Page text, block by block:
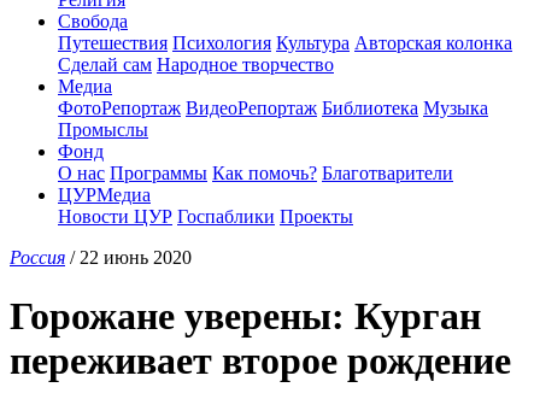
Свобода
Путешествия Психология Культура Авторская колонка
Сделай сам Народное творчество
Медиа
ФотоРепортаж ВидеоРепортаж Библиотека Музыка
Промыслы
Фонд
О нас Программы Как помочь? Благотварители
ЦУРМедиа
Новости ЦУР Госпаблики Проекты
Россия / 22 июнь 2020
Горожане уверены: Курган
переживает второе рождение